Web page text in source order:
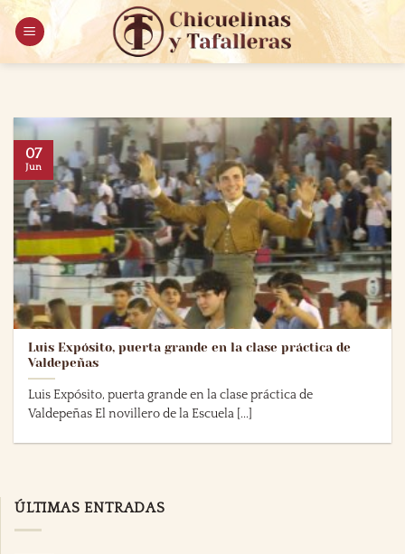
Saltar
contenido
Luis Expósito, puerta grande en la clase práctica de
Valdepeñas
Luis Expósito, puerta grande en la clase práctica de
Valdepeñas El novillero de la Escuela [...]
07
Jun
ÚLTIMAS ENTRADAS